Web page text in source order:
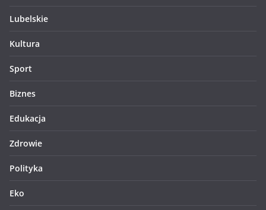
Lubelskie
Kultura
Sport
Biznes
Edukacja
Zdrowie
Polityka
Eko